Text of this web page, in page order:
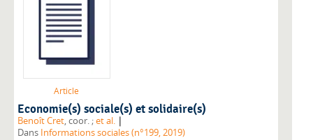
Article
Economie(s) sociale(s) et solidaire(s)
Benoît Cret , coor. ;et al. |
Dans Informations sociales (n°199, 2019)